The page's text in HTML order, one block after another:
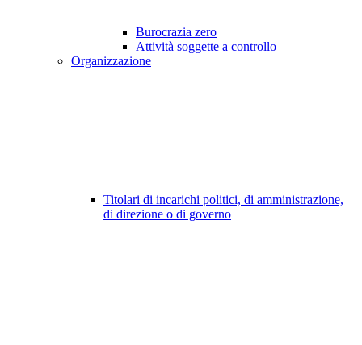
Burocrazia zero
Attività soggette a controllo
Organizzazione
Titolari di incarichi politici, di amministrazione,
di direzione o di governo